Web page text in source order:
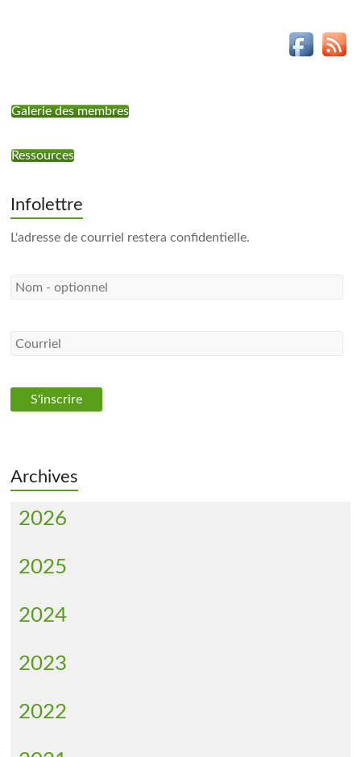
Galerie des membres
Ressources
Infolettre
L'adresse de courriel restera confidentielle.
Archives
2026
2025
2024
2023
2022